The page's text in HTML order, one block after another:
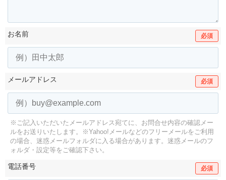
お名前 必須
メールアドレス 必須
※ご記入いただいたメールアドレス宛てに、お問合せ内容の確認メー
ルをお送りいたします。
※Yahoo!メールなどのフリーメールをご利用
の場合、迷惑メールフォルダに入る場合があります。 迷惑メールのフ
ォルダ・設定等をご確認下さい。
電話番号 必須